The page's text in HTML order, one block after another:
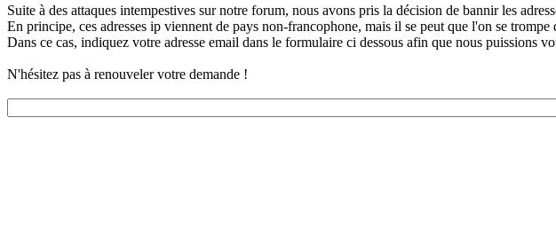
Suite à des attaques intempestives sur notre forum, nous avons pris la décision de bannir les
En principe, ces adresses ip viennent de pays non-francophone, mais il se peut que l'on se
Dans ce cas, indiquez votre adresse email dans le formulaire ci dessous afin que nous puissions
N'hésitez pas à renouveler votre demande !